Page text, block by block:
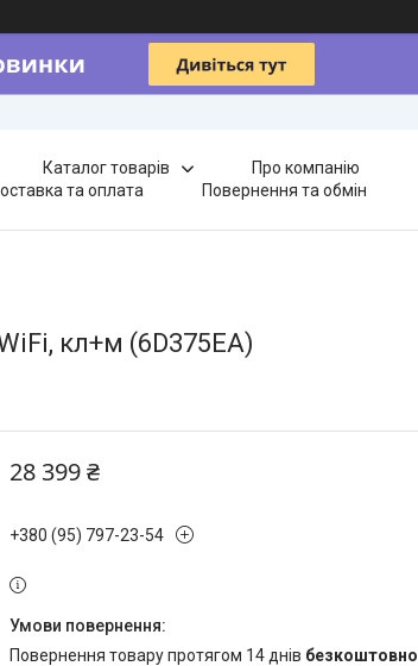
Каталог товарів Про компанію
та оплата
Повернення та обмін
кл+м (6D375EA)
28 399 ₴
+380 (95) 797-23-54
повернення товару протягом 14 днів безкоштовно